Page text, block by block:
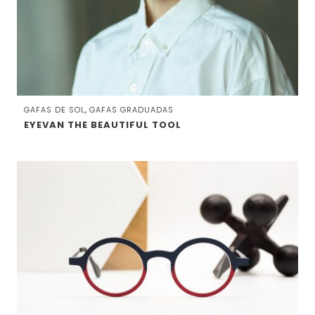
GAFAS DE SOL, GAFAS GRADUADAS
EYEVAN THE BEAUTIFUL TOOL